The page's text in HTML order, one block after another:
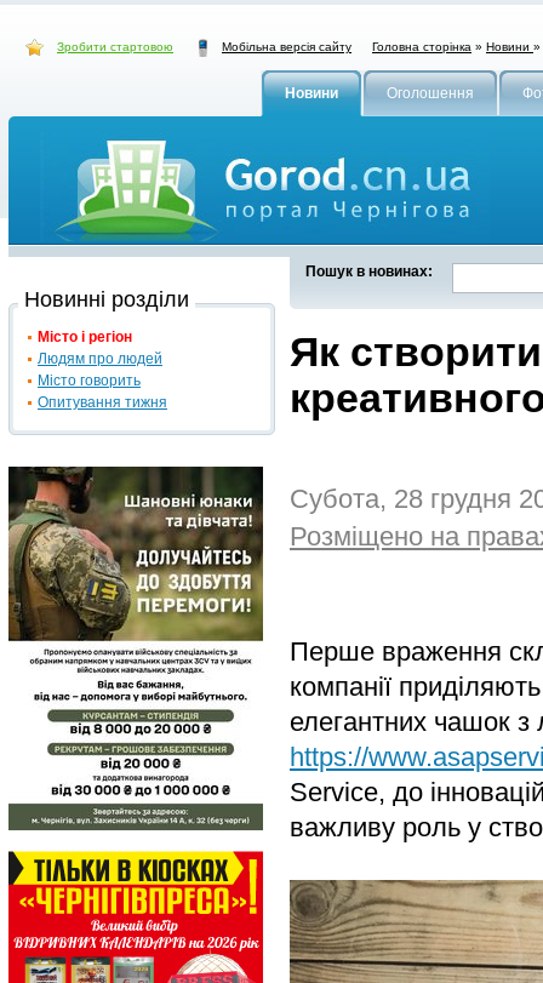
Зробити стартовою Мобільна версія сайту Головна сторінка » Новини »
Новини Оголошення
Пошук в новинах:
Як
Субота, 28 грудня
Розміщено на
Перше враження
компанії
елегантних чашок з
https://
Service, до
важливу роль у
Новинні розділи
Місто і регіон
Людям про людей
Місто говорить
Опитування тижня